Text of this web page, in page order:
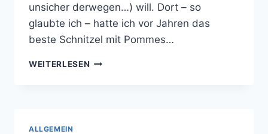
unsicher derwegen…) will. Dort – so
glaubte ich – hatte ich vor Jahren das
beste Schnitzel mit Pommes…
WEITERLESEN SCHOKOLADE
ALLGEMEIN